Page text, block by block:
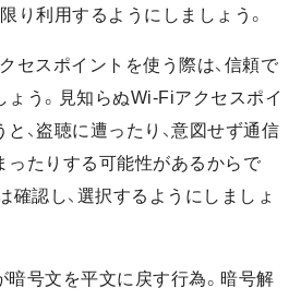
り利用するようにしましょう。
セスポイントを使う際は、信頼で
ょう。見知らぬWi-Fiアクセスポイ
、盗聴に遭ったり、意図せず通信
ったりする可能性があるからで
確認し、選択するようにしましょ
号文を平文に戻す行為。暗号解